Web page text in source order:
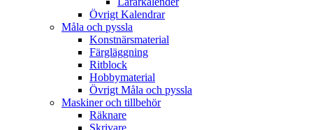
Övrigt Kalendrar
Måla och pyssla
Konstnärsmaterial
Färgläggning
Ritblock
Hobbymaterial
Övrigt Måla och pyssla
Maskiner och tillbehör
Räknare
Skrivare